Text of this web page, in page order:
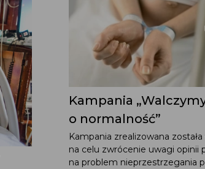
Kampania
o normalność”
Kampania zrealizowana
na celu zwrócenie uwagi opinii
na problem nieprzestrzegania